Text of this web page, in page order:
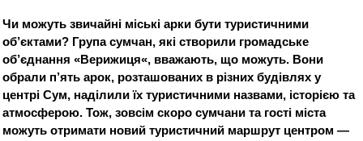
Чи можуть звичайні міські арки бути туристичними
об’єктами? Група сумчан, які створили громадське
об’єднання «Верижиця«, вважають, що можуть. Вони
обрали п’ять арок, розташованих в різних будівлях у
центрі Сум, наділили їх туристичними назвами, історією та
атмосферою. Тож, зовсім скоро сумчани та гості міста
можуть отримати новий туристичний маршрут центром —